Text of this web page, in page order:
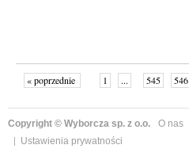
« poprzednie 1 ... 545 546
Copyright © Wyborcza sp. z o.o. O nas
Ustawienia prywatności